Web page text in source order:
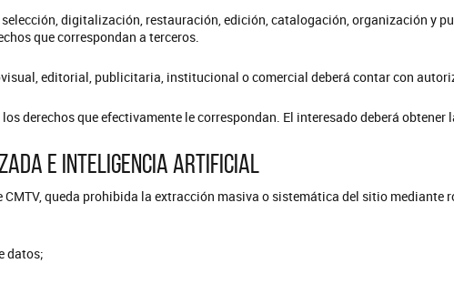
digitalización, restauración, edición, catalogación, organización y
que correspondan a terceros.
editorial, publicitaria, institucional o comercial deberá contar con
derechos que efectivamente le correspondan. El interesado deberá
e inteligencia artificial
queda prohibida la extracción masiva o sistemática del sitio mediante
datos;